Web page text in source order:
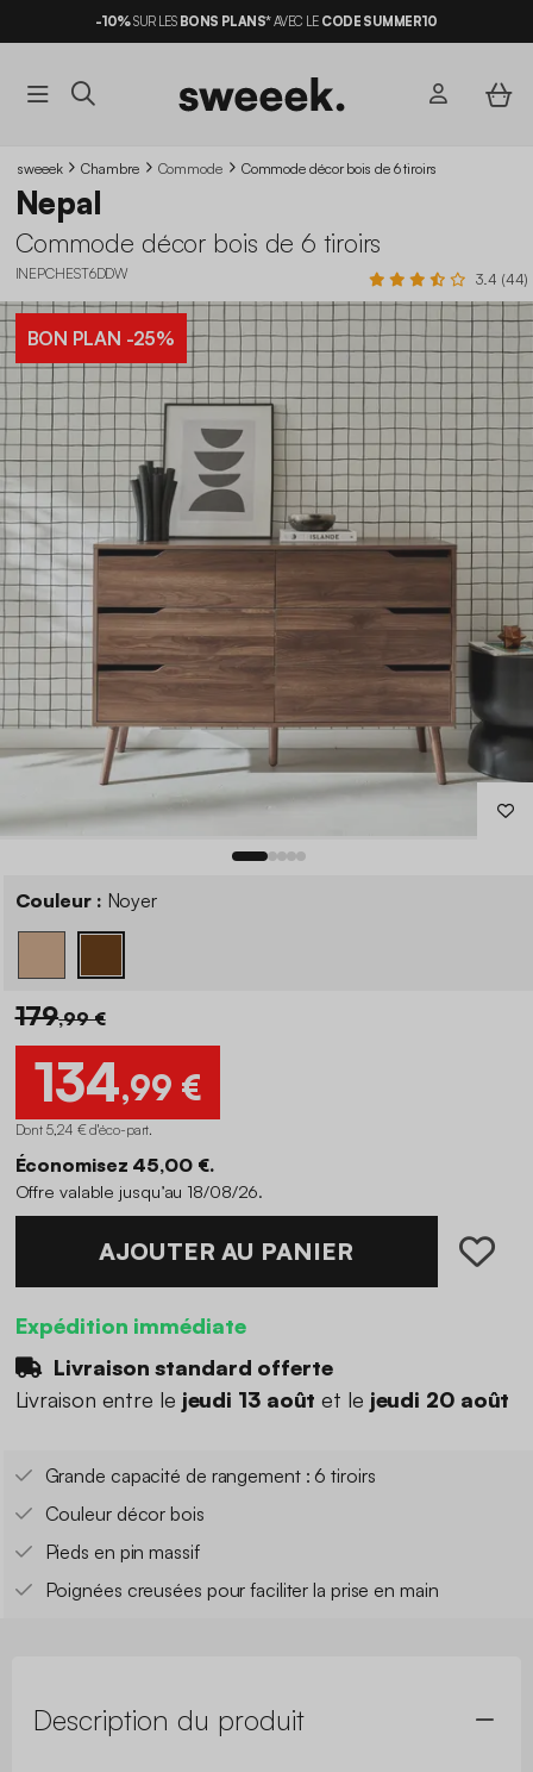
-10%SUR LES BONS PLANS*AVEC LE CODE SUMMER10
sweeek Chambre Commode Commode décor bois de 6 tiroirs
Nepal
Commode décor bois de 6 tiroirs
INEPCHEST6DDW 3.4 (44)
BON PLAN -25%
Couleur : Noyer
179,99 €
134,99 €
Dont 5,24 € d'éco-part.
Économisez 45,00 €.
Offre valable jusqu’au 18/08/26.
AJOUTER AU PANIER
Expédition immédiate
Livraison standard offerte
Livraison entre le jeudi 13 août et le jeudi 20 août
Grande capacité de rangement : 6 tiroirs
Couleur décor bois
Pieds en pin massif
Poignées creusées pour faciliter la prise en main
Description du produit